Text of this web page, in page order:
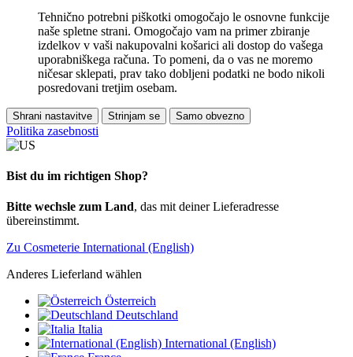
Tehnično potrebni piškotki omogočajo le osnovne funkcije
naše spletne strani. Omogočajo vam na primer zbiranje
izdelkov v vaši nakupovalni košarici ali dostop do vašega
uporabniškega računa. To pomeni, da o vas ne moremo
ničesar sklepati, prav tako dobljeni podatki ne bodo nikoli
posredovani tretjim osebam.
Shrani nastavitve Strinjam se Samo obvezno
Politika zasebnosti
Bist du im richtigen Shop?
Bitte wechsle zum Land, das mit deiner Lieferadresse
übereinstimmt.
Zu Cosmeterie International (English)
Anderes Lieferland wählen
Österreich
Deutschland
Italia
International (English)